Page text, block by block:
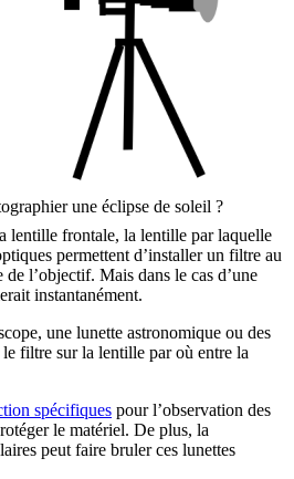
une éclipse de soleil ?
lentille frontale, la lentille par laquelle
permettent d’installer un filtre au
l’objectif. Mais dans le cas d’une
instantanément.
une lunette astronomique ou des
filtre sur la lentille par où entre la
spécifiques pour l’observation des
le matériel. De plus, la
peut faire bruler ces lunettes